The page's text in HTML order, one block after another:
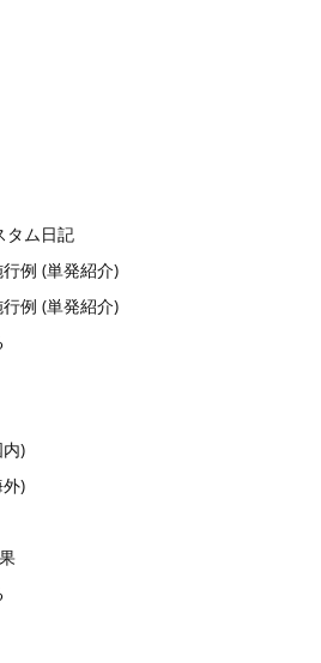
タム日記
例 (単発紹介)
例 (単発紹介)
)
)